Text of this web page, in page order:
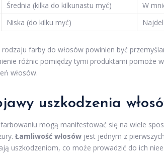
Średnia (kilka do kilkunastu myć)
W
Niska (do kilku myć)
farby do włosów powinien być
różnic pomiędzy tymi produktami pomoże
włosów.
uszkodzenia
mogą manifestować się na wiele
Łamliwość włosów jest jednym z
uszkodzeniom, co może prowadzić do ich